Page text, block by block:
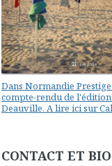
Dans Normandie
compte-rendu de l'édition
Deauville. A lire ici sur
CONTACT ET